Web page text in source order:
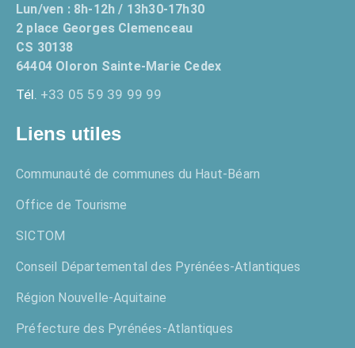
Lun/ven : 8h-12h / 13h30-17h30
2 place Georges Clemenceau
CS 30138
64404 Oloron Sainte-Marie Cedex
Tél. +33 05 59 39 99 99
Liens utiles
Communauté de communes du Haut-Béarn
Office de Tourisme
SICTOM
Conseil Départemental des Pyrénées-Atlantiques
Région Nouvelle-Aquitaine
Préfecture des Pyrénées-Atlantiques